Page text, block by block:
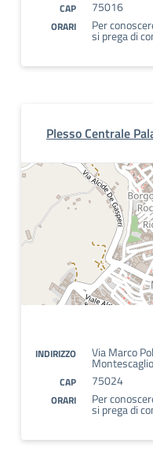
CAP 75016
ORARI Per
si prega di
Plesso Centrale
INDIRIZZO Via Marco
CAP 75024
ORARI Per
si prega di